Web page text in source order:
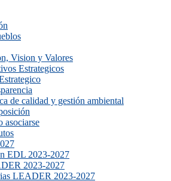
Vision y Valores
Estrategicos
de calidad y gestión ambiental
asociarse
EDL 2023-2027
2023-2027
LEADER 2023-2027